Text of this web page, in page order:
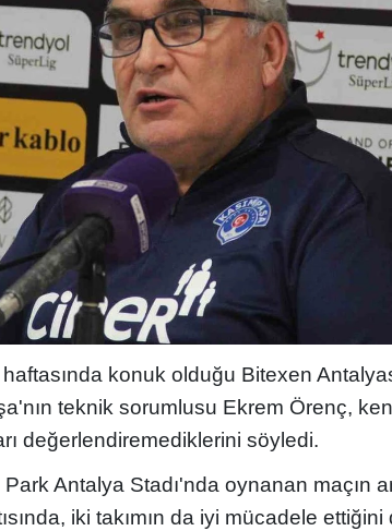
konuk olduğu Bitexen
teknik sorumlusu Ekrem Örenç,
değerlendiremediklerini söyledi.
Antalya Stadı'nda oynanan maçın
iki takımın da iyi mücadele ettiğini